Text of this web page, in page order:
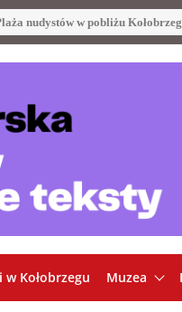
nudystów w pobliżu
Kołobrzegu Muzea